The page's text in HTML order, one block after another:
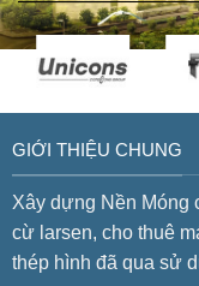
GIỚI THIỆU CHUNG
Xây dựng Nền Móng
cừ larsen, cho thuê
thép hình đã qua sử